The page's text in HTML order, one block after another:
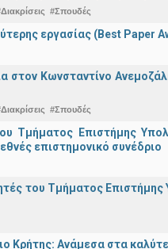
#Σπουδές
εργασίας (Best Paper
στον Κωνσταντίνο
#Σπουδές
Τμήματος Επιστήμης
επιστημονικό συνέδριο
του Τμήματος
Κρήτης: Ανάμεσα στα